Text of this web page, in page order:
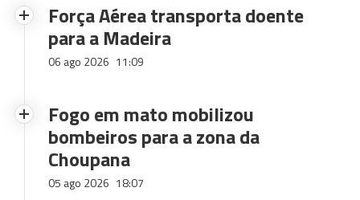
Força Aérea transporta doente
para a Madeira
06 ago 2026 11:09
Fogo em mato mobilizou
bombeiros para a zona da
Choupana
05 ago 2026 18:07